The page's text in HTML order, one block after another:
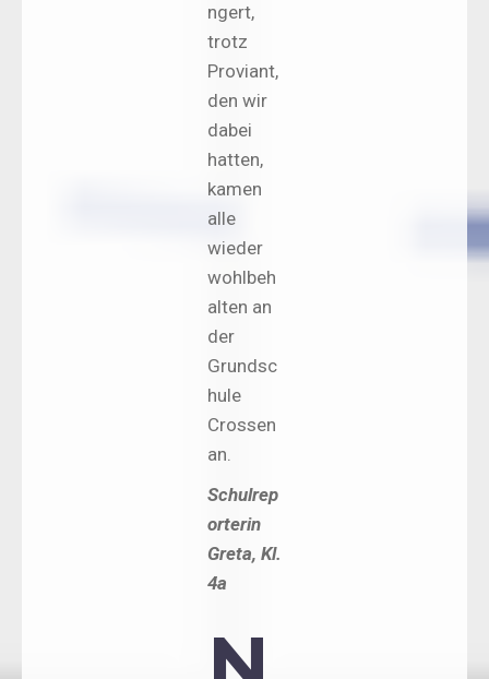
ngert,
trotz
Proviant,
den wir
dabei
hatten,
kamen
alle
wieder
wohlbeh
alten an
der
Grundsc
hule
Crossen
an.
Schulrep
orterin
Greta, Kl.
4a